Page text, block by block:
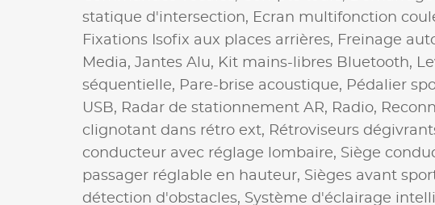
statique d'intersection, Ecran multifonction
Fixations Isofix aux places arrières, Freinage
Media, Jantes Alu, Kit mains-libres Bluetooth,
séquentielle, Pare-brise acoustique, Pédalier
USB, Radar de stationnement AR, Radio,
clignotant dans rétro ext, Rétroviseurs
conducteur avec réglage lombaire, Siège
passager réglable en hauteur, Sièges avant
détection d'obstacles, Système d'éclairage